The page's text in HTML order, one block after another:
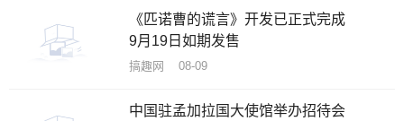
《匹诺曹的谎言》开发已正式完成
9月19日如期发售
搞趣网 08-09
中国驻孟加拉国大使馆举办招待会